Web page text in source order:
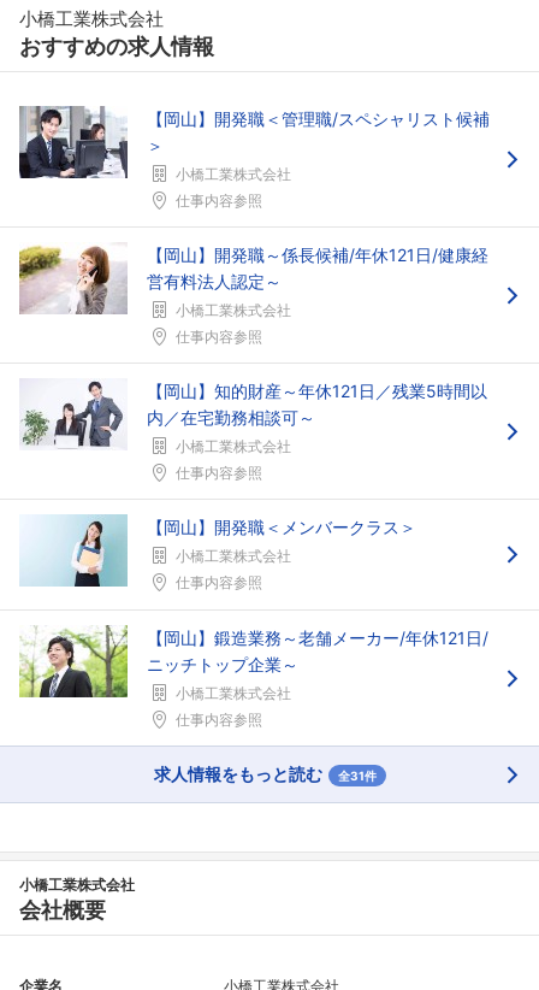
小橋工業株式会社
おすすめの求人情報
【岡山】開発職＜管理職/スペシャリスト候補
＞
小橋工業株式会社
仕事内容参照
【岡山】開発職～係長候補/年休121日/健康経
営有料法人認定～
小橋工業株式会社
仕事内容参照
【岡山】知的財産～年休121日／残業5時間以
内／在宅勤務相談可～
小橋工業株式会社
仕事内容参照
【岡山】開発職＜メンバークラス＞
小橋工業株式会社
仕事内容参照
【岡山】鍛造業務～老舗メーカー/年休121日/
ニッチトップ企業～
小橋工業株式会社
仕事内容参照
求人情報をもっと読む 全31件
小橋工業株式会社
会社概要
企業名 小橋工業株式会社